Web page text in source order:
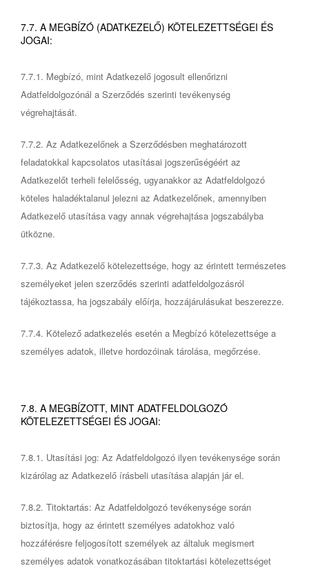
7.7. A MEGBÍZÓ (ADATKEZELŐ) KÖTELEZETTSÉGEI ÉS
JOGAI:
7.7.1. Megbízó, mint Adatkezelő jogosult ellenőrizni
Adatfeldolgozónál a Szerződés szerinti tevékenység
végrehajtását.
7.7.2. Az Adatkezelőnek a Szerződésben meghatározott
feladatokkal kapcsolatos utasításai jogszerűségéért az
Adatkezelőt terheli felelősség, ugyanakkor az Adatfeldolgozó
köteles haladéktalanul jelezni az Adatkezelőnek, amennyiben
Adatkezelő utasítása vagy annak végrehajtása jogszabályba
ütközne.
7.7.3. Az Adatkezelő kötelezettsége, hogy az érintett természetes
személyeket jelen szerződés szerinti adatfeldolgozásról
tájékoztassa, ha jogszabály előírja, hozzájárulásukat beszerezze.
7.7.4. Kötelező adatkezelés esetén a Megbízó kötelezettsége a
személyes adatok, illetve hordozóinak tárolása, megőrzése.
7.8. A MEGBÍZOTT, MINT ADATFELDOLGOZÓ
KÖTELEZETTSÉGEI ÉS JOGAI:
7.8.1. Utasítási jog: Az Adatfeldolgozó ilyen tevékenysége során
kizárólag az Adatkezelő írásbeli utasítása alapján jár el.
7.8.2. Titoktartás: Az Adatfeldolgozó tevékenysége során
biztosítja, hogy az érintett személyes adatokhoz való
hozzáférésre feljogosított személyek az általuk megismert
személyes adatok vonatkozásában titoktartási kötelezettséget